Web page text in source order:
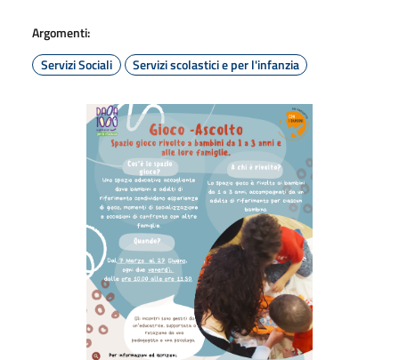
Argomenti:
Servizi Sociali
Servizi scolastici e per l'infanzia